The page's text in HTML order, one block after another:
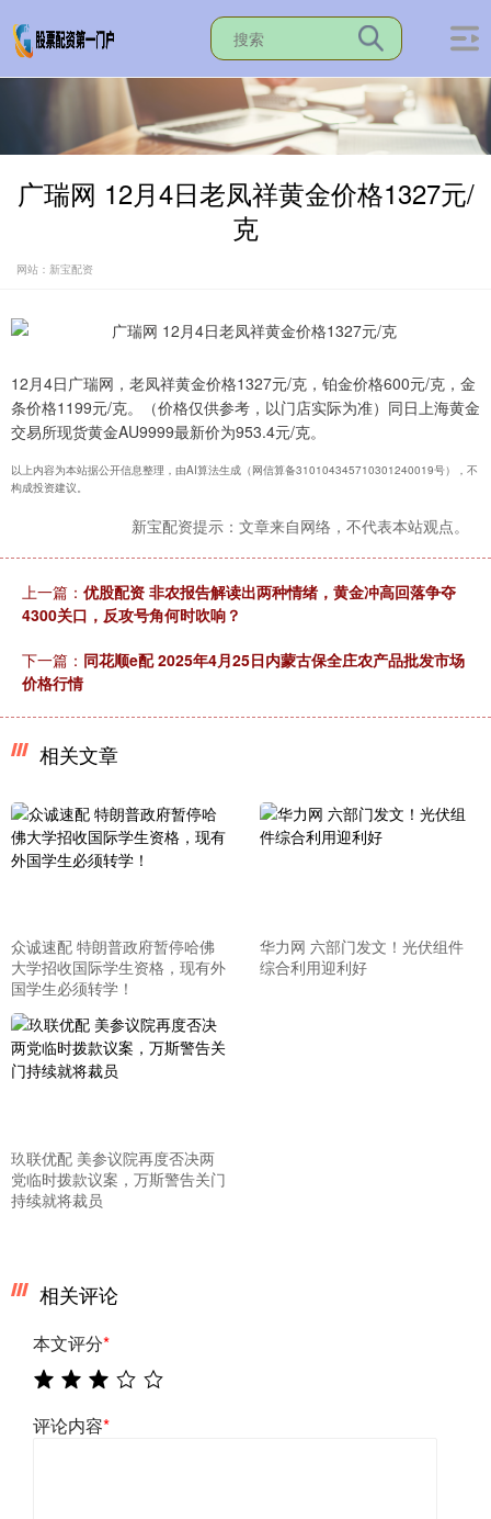
广瑞网 12月4日老凤祥黄金价格1327元/
克
网站：新宝配资
12月4日广瑞网，老凤祥黄金价格1327元/克，铂金价格600元/克，金
条价格1199元/克。（价格仅供参考，以门店实际为准）同日上海黄金
交易所现货黄金AU9999最新价为953.4元/克。
以上内容为本站据公开信息整理，由AI算法生成（网信算备310104345710301240019号），不
构成投资建议。
新宝配资提示：文章来自网络，不代表本站观点。
上一篇： 优股配资 非农报告解读出两种情绪，黄金冲高回落争夺
4300关口，反攻号角何时吹响？
下一篇： 同花顺e配 2025年4月25日内蒙古保全庄农产品批发市场
价格行情
相关文章
众诚速配 特朗普政府暂停哈佛
大学招收国际学生资格，现有外
国学生必须转学！
华力网 六部门发文！光伏组件
综合利用迎利好
玖联优配 美参议院再度否决两
党临时拨款议案，万斯警告关门
持续就将裁员
相关评论
本文评分*
评论内容*